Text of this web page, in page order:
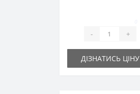
- +
ДІЗНАТИСЬ ЦІНУ